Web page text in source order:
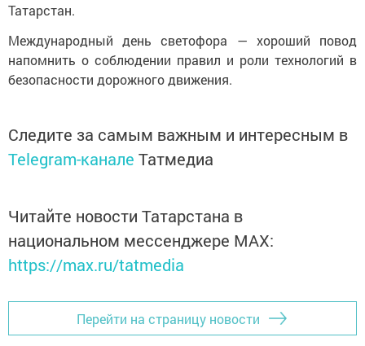
Татарстан.
Международный день светофора — хороший повод
напомнить о соблюдении правил и роли технологий в
безопасности дорожного движения.
Следите за самым важным и интересным в
Telegram-канале Татмедиа
Читайте новости Татарстана в
национальном мессенджере MАХ:
https://max.ru/tatmedia
Перейти на страницу новости